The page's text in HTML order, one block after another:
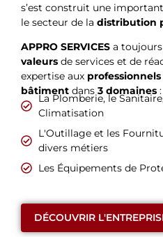
s’est construit une
le secteur de la distribution
APPRO SERVICES a
valeurs de services et de
expertise aux professionnels
bâtiment dans 3 domaines :
La Plomberie, le
Climatisation
L'Outillage et les
divers métiers
Les Équipements de
DÉCOUVRIR